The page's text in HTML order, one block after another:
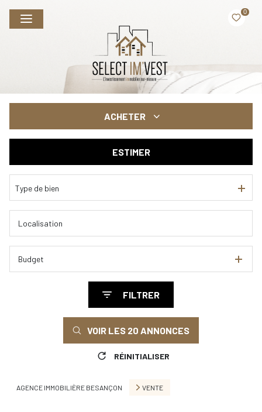
0
ACHETER
ESTIMER
Type de bien
Budget
FILTRER
VOIR LES 20 ANNONCES
RÉINITIALISER
AGENCE IMMOBILIÈRE BESANÇON VENTE